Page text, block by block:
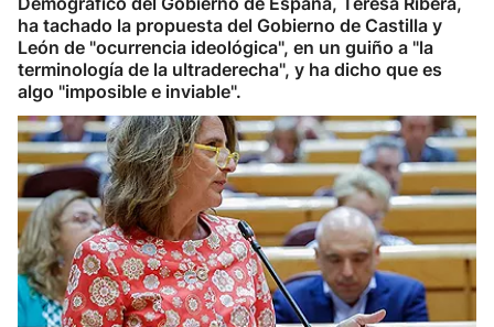
ha tachado la propuesta del Gobierno de Castilla y
León de "ocurrencia ideológica", en un guiño a "la
terminología de la ultraderecha", y ha dicho que es
algo "imposible e inviable".